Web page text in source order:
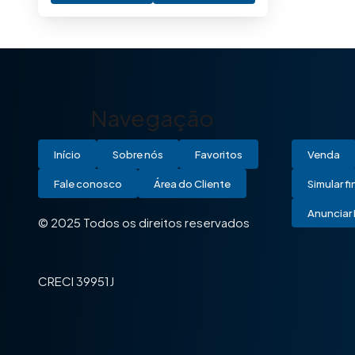
Navegação
Início Sobre nós Favoritos
Fale conosco Área do Cliente
© 2025 Todos os direitos reservados
CRECI 39951J
Venda
Simular
Anunciar